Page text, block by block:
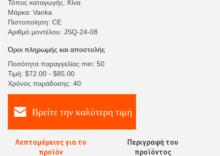
Τόπος καταγωγής: Κίνα
Μάρκα: Vanka
Πιστοποίηση: CE
Αριθμό μοντέλου: JSQ-24-08
Όροι πληρωμής και αποστολής
Ποσότητα παραγγελίας min: 50
Τιμή: $72.00 - $85.00
Χρόνος παράδοσης: 40
Βρείτε την καλύτερη τιμή
Λεπτομέρειες για το
προϊόν
Περιγραφή του
προϊόντος